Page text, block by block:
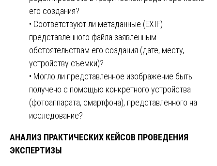
его создания?
• Соответствуют ли метаданные (EXIF)
представленного файла заявленным
обстоятельствам его создания (дате, месту,
устройству съемки)?
• Могло ли представленное изображение быть
получено с помощью конкретного устройства
(фотоаппарата, смартфона), представленного на
исследование?
АНАЛИЗ ПРАКТИЧЕСКИХ КЕЙСОВ ПРОВЕДЕНИЯ
ЭКСПЕРТИЗЫ